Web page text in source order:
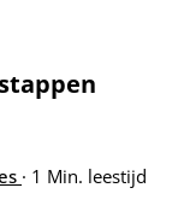
· 1 Min. leestijd